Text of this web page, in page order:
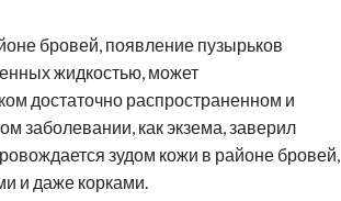
бровей, появление пузырьков
жидкостью, может
достаточно распространенном и
заболевании, как экзема, заверил
зудом кожи в районе бровей,
и даже корками.